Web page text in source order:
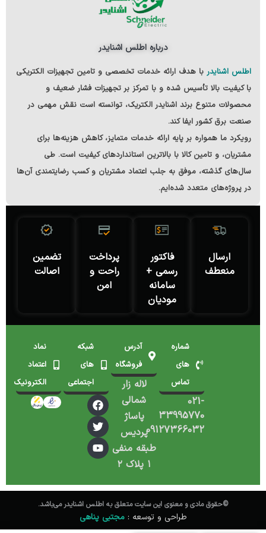
درباره اطلس اشنایدر
اطلس اشنایدر با هدف ارائه خدمات تخصصی و تامین تجهیزات الکتریکی
با کیفیت بالا تأسیس شده و با تمرکز بر تجهیزات فشار ضعیف و
محصولات متنوع برند اشنایدر الکتریک، توانسته است نقش مهمی در
صنعت برق کشور ایفا کند.
رویکرد ما همواره بر پایه ارائه خدمات متمایز، کاهش هزینه‌ها برای
مشتریان، و تامین کالا با بالاترین استانداردهای کیفیت است. طی
سال‌های گذشته، موفق به جلب اعتماد مشتریان و کسب رضایتمندی آن‌ها
در پروژه‌های متعدد شده‌ایم.
ارسال
منعطف
فاکتور
رسمی +
سامانه
مودیان
پرداخت
راحت و
امن
تضمین
اصالت
شماره
های
تماس
021-
33995770
09127366032
آدرس
فروشگاه
لاله زار
شمالی
پاساژ
پردیس
طبقه منفی
۱ پلاک ۲
شبکه
های
اجتماعی
نماد
اعتماد
الکترونیک
©️حقوق مادی و معنوی این سایت متعلق به اطلس اشنایدر می‌باشد.
طراحی و توسعه :مجتبی پناهی